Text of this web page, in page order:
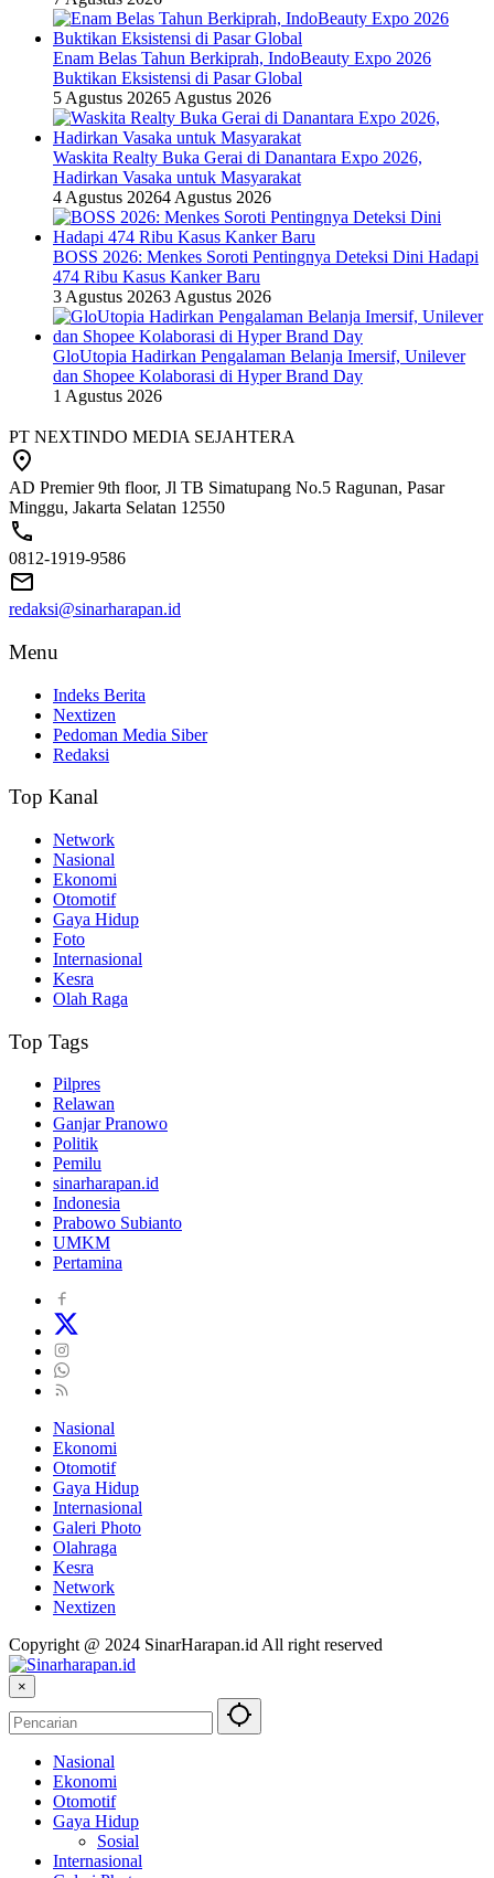
Enam Belas Tahun Berkiprah, IndoBeauty Expo 2026
Buktikan Eksistensi di Pasar Global
5 Agustus 20265 Agustus 2026
Waskita Realty Buka Gerai di Danantara Expo 2026,
Hadirkan Vasaka untuk Masyarakat
4 Agustus 20264 Agustus 2026
BOSS 2026: Menkes Soroti Pentingnya Deteksi Dini Hadapi
474 Ribu Kasus Kanker Baru
3 Agustus 20263 Agustus 2026
GloUtopia Hadirkan Pengalaman Belanja Imersif, Unilever
dan Shopee Kolaborasi di Hyper Brand Day
1 Agustus 2026
PT NEXTINDO MEDIA SEJAHTERA
AD Premier 9th floor, Jl TB Simatupang No.5 Ragunan, Pasar
Minggu, Jakarta Selatan 12550
0812-1919-9586
redaksi@sinarharapan.id
Menu
Indeks Berita
Nextizen
Pedoman Media Siber
Redaksi
Top Kanal
Network
Nasional
Ekonomi
Otomotif
Gaya Hidup
Foto
Internasional
Kesra
Olah Raga
Top Tags
Pilpres
Relawan
Ganjar Pranowo
Politik
Pemilu
sinarharapan.id
Indonesia
Prabowo Subianto
UMKM
Pertamina
Nasional
Ekonomi
Otomotif
Gaya Hidup
Internasional
Galeri Photo
Olahraga
Kesra
Network
Nextizen
Copyright @ 2024 SinarHarapan.id All right reserved
×
Nasional
Ekonomi
Otomotif
Gaya Hidup
Sosial
Internasional